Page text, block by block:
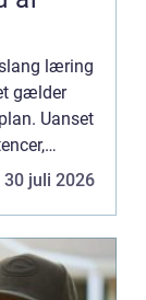
læring
gælder
Uanset
30 juli 2026